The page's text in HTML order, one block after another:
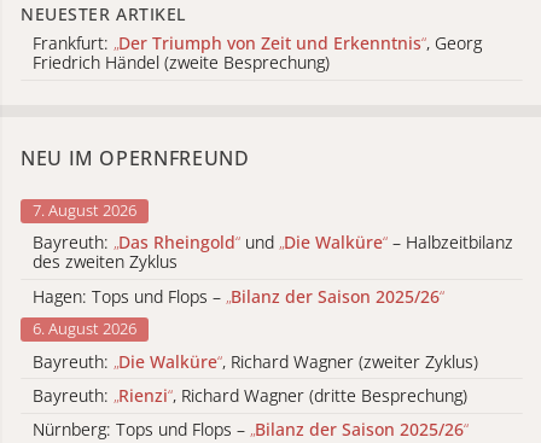
NEUESTER ARTIKEL
Frankfurt: „Der Triumph von Zeit und Erkenntnis“, Georg
Friedrich Händel (zweite Besprechung)
NEU IM OPERNFREUND
7. August 2026
Bayreuth: „Das Rheingold“ und „Die Walküre“ – Halbzeitbilanz
des zweiten Zyklus
Hagen: Tops und Flops – „Bilanz der Saison 2025/26“
6. August 2026
Bayreuth: „Die Walküre“, Richard Wagner (zweiter Zyklus)
Bayreuth: „Rienzi“, Richard Wagner (dritte Besprechung)
Nürnberg: Tops und Flops – „Bilanz der Saison 2025/26“